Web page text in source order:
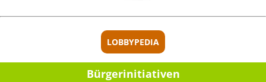
LOBBYPEDIA
Bürger­initia­ti­ven